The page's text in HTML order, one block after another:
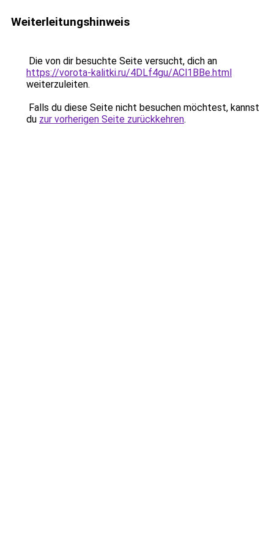
Weiterleitungshinweis
Die von dir besuchte Seite versucht, dich an
https://vorota-kalitki.ru/4DLf4gu/ACl1BBe.html
weiterzuleiten.
Falls du diese Seite nicht besuchen möchtest, kannst
du zur vorherigen Seite zurückkehren.